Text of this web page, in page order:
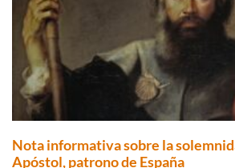
Nota informativa sobre la
Apóstol, patrono de España